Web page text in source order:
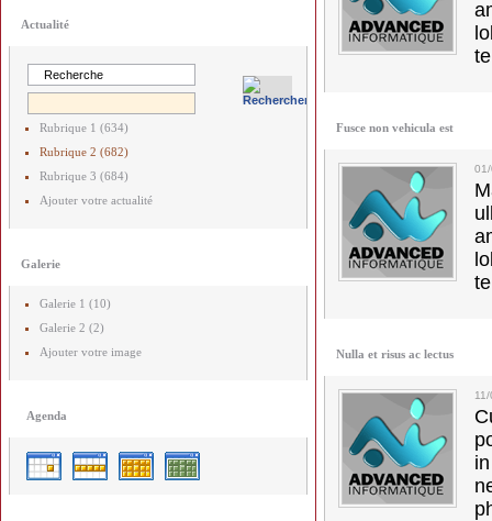
Actualité
Rubrique 1 (634)
Rubrique 2 (682)
Rubrique 3 (684)
Ajouter votre actualité
Galerie
Galerie 1 (10)
Galerie 2 (2)
Ajouter votre image
Agenda
Fusce non vehicula est
Nulla et risus ac lectus